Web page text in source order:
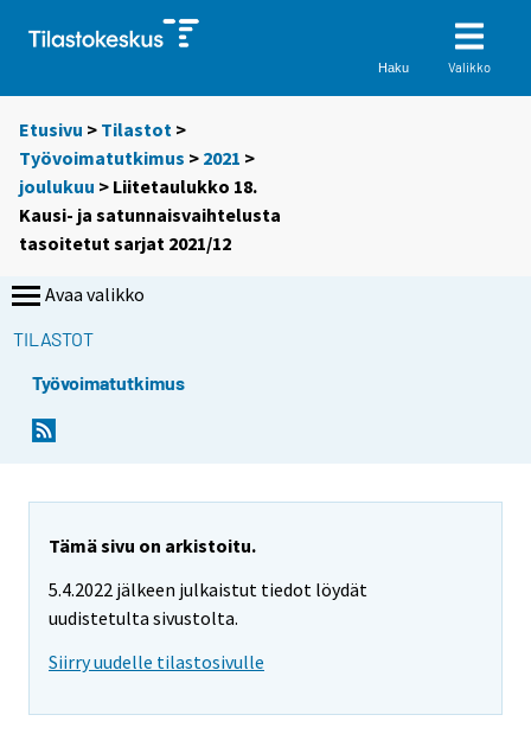
Haku Valikko
Etusivu > Tilastot >
Työvoimatutkimus > 2021 >
joulukuu > Liitetaulukko 18.
Kausi- ja satunnaisvaihtelusta
tasoitetut sarjat 2021/12
Avaa valikko
TILASTOT
Työvoimatutkimus
Tämä sivu on arkistoitu.
5.4.2022 jälkeen julkaistut tiedot löydät
uudistetulta sivustolta.
Siirry uudelle tilastosivulle